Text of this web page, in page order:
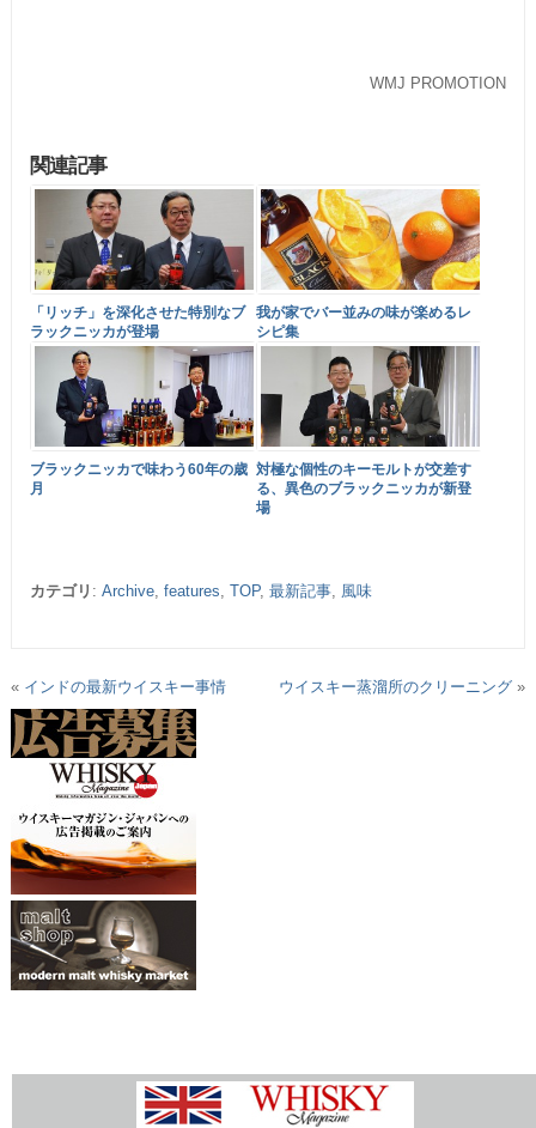
WMJ PROMOTION
関連記事
「リッチ」を深化させた特別なブ
ラックニッカが登場
我が家でバー並みの味が楽めるレ
シピ集
ブラックニッカで味わう60年の歳
月
対極な個性のキーモルトが交差す
る、異色のブラックニッカが新登
場
カテゴリ : Archive, features TOP, 最新記事, 風味
« インドの最新ウイスキー事情 ウイスキー蒸溜所のクリーニング »